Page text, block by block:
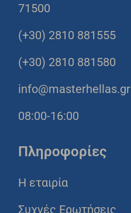
71500
(+30) 2810 881555
(+30) 2810 881580
info@masterhellas.gr
08:00-16:00
Πληροφορίες
Η εταιρία
Συχνές Ερωτήσεις